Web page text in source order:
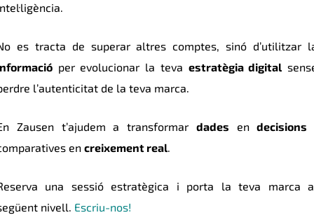
es tracta de superar altres comptes, sinó d’utilitzar
per evolucionar la teva estratègia digital
l’autenticitat de la teva marca.
Zausen t’ajudem a transformar dades endecisions
en creixement real.
una sessió estratègica i porta la teva marca
nivell. Escriu-nos!